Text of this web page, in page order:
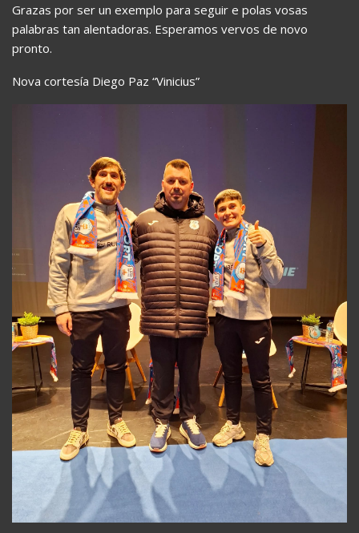
Grazas por ser un exemplo para seguir e polas vosas
palabras tan alentadoras. Esperamos vervos de novo
pronto.
Nova cortesía Diego Paz “Vinicius”